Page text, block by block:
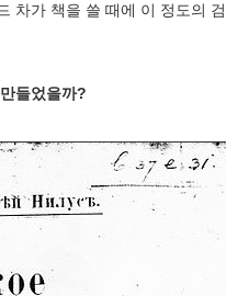
차가 책을 쓸 때에 이 정도의
들었을까?